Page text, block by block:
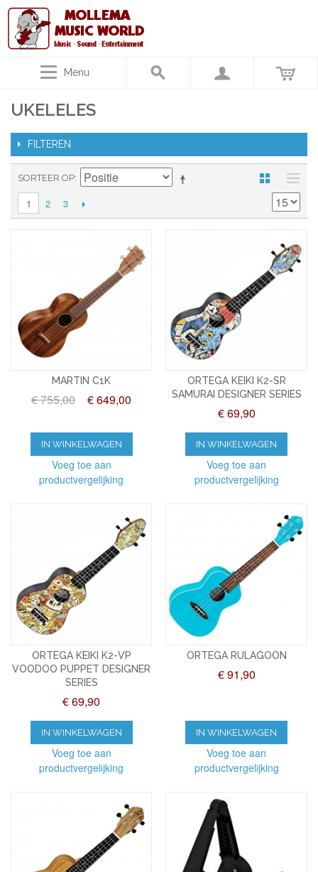
Menu
UKELELES
FILTEREN
SORTEER OP
1 2 3
MARTIN C1K
€ 755,00 € 649,00
IN WINKELWAGEN
Voeg toe aan
productvergelijking
ORTEGA KEIKI K2-SR
SAMURAI DESIGNER SERIES
€ 69,90
IN WINKELWAGEN
Voeg toe aan
productvergelijking
ORTEGA KEIKI K2-VP
VOODOO PUPPET DESIGNER
SERIES
€ 69,90
IN WINKELWAGEN
Voeg toe aan
productvergelijking
ORTEGA RULAGOON
€ 91,90
IN WINKELWAGEN
Voeg toe aan
productvergelijking